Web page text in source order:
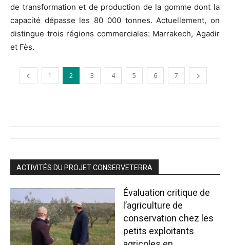
de transformation et de production de la gomme dont la
capacité dépasse les 80 000 tonnes. Actuellement, on
distingue trois régions commerciales: Marrakech, Agadir
et Fès.
1 2 3 4 5 6 7
ACTIVITÉS DU PROJET CONSERVETERRA
Évaluation critique de
l’agriculture de
conservation chez les
petits exploitants